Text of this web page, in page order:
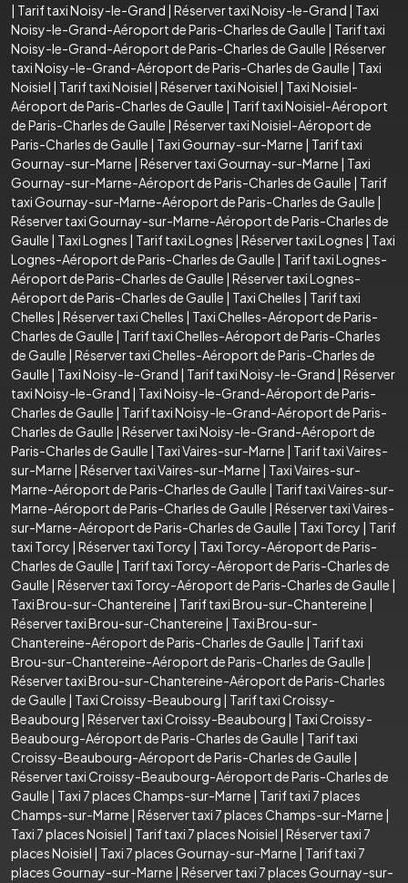
| Tarif taxi Noisy-le-Grand | Réserver taxi Noisy-le-Grand | Taxi
Noisy-le-Grand-Aéroport de Paris-Charles de Gaulle | Tarif taxi
Noisy-le-Grand-Aéroport de Paris-Charles de Gaulle | Réserver
taxi Noisy-le-Grand-Aéroport de Paris-Charles de Gaulle | Taxi
Noisiel | Tarif taxi Noisiel | Réserver taxi Noisiel | Taxi Noisiel-
Aéroport de Paris-Charles de Gaulle | Tarif taxi Noisiel-Aéroport
de Paris-Charles de Gaulle | Réserver taxi Noisiel-Aéroport de
Paris-Charles de Gaulle | Taxi Gournay-sur-Marne | Tarif taxi
Gournay-sur-Marne | Réserver taxi Gournay-sur-Marne | Taxi
Gournay-sur-Marne-Aéroport de Paris-Charles de Gaulle | Tarif
taxi Gournay-sur-Marne-Aéroport de Paris-Charles de Gaulle |
Réserver taxi Gournay-sur-Marne-Aéroport de Paris-Charles de
Gaulle | Taxi Lognes | Tarif taxi Lognes | Réserver taxi Lognes | Taxi
Lognes-Aéroport de Paris-Charles de Gaulle | Tarif taxi Lognes-
Aéroport de Paris-Charles de Gaulle | Réserver taxi Lognes-
Aéroport de Paris-Charles de Gaulle | Taxi Chelles | Tarif taxi
Chelles | Réserver taxi Chelles | Taxi Chelles-Aéroport de Paris-
Charles de Gaulle | Tarif taxi Chelles-Aéroport de Paris-Charles
de Gaulle | Réserver taxi Chelles-Aéroport de Paris-Charles de
Gaulle | Taxi Noisy-le-Grand | Tarif taxi Noisy-le-Grand | Réserver
taxi Noisy-le-Grand | Taxi Noisy-le-Grand-Aéroport de Paris-
Charles de Gaulle | Tarif taxi Noisy-le-Grand-Aéroport de Paris-
Charles de Gaulle | Réserver taxi Noisy-le-Grand-Aéroport de
Paris-Charles de Gaulle | Taxi Vaires-sur-Marne | Tarif taxi Vaires-
sur-Marne | Réserver taxi Vaires-sur-Marne | Taxi Vaires-sur-
Marne-Aéroport de Paris-Charles de Gaulle | Tarif taxi Vaires-sur-
Marne-Aéroport de Paris-Charles de Gaulle | Réserver taxi Vaires-
sur-Marne-Aéroport de Paris-Charles de Gaulle | Taxi Torcy | Tarif
taxi Torcy | Réserver taxi Torcy | Taxi Torcy-Aéroport de Paris-
Charles de Gaulle | Tarif taxi Torcy-Aéroport de Paris-Charles de
Gaulle | Réserver taxi Torcy-Aéroport de Paris-Charles de Gaulle |
Taxi Brou-sur-Chantereine | Tarif taxi Brou-sur-Chantereine |
Réserver taxi Brou-sur-Chantereine | Taxi Brou-sur-
Chantereine-Aéroport de Paris-Charles de Gaulle | Tarif taxi
Brou-sur-Chantereine-Aéroport de Paris-Charles de Gaulle |
Réserver taxi Brou-sur-Chantereine-Aéroport de Paris-Charles
de Gaulle | Taxi Croissy-Beaubourg | Tarif taxi Croissy-
Beaubourg | Réserver taxi Croissy-Beaubourg | Taxi Croissy-
Beaubourg-Aéroport de Paris-Charles de Gaulle | Tarif taxi
Croissy-Beaubourg-Aéroport de Paris-Charles de Gaulle |
Réserver taxi Croissy-Beaubourg-Aéroport de Paris-Charles de
Gaulle | Taxi 7 places Champs-sur-Marne | Tarif taxi 7 places
Champs-sur-Marne | Réserver taxi 7 places Champs-sur-Marne |
Taxi 7 places Noisiel | Tarif taxi 7 places Noisiel | Réserver taxi 7
places Noisiel | Taxi 7 places Gournay-sur-Marne | Tarif taxi 7
places Gournay-sur-Marne | Réserver taxi 7 places Gournay-sur-